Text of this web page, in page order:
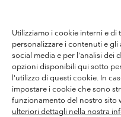
Termini di utilizzo
Condizioni
Politica sulla privacy
Termini e condizioni del
Condizioni di utilizzo dei
Cookies
Public CBCR
Utilizziamo i cookie interni e
personalizzare i contenuti e
social media e per l'analisi dei
opzioni disponibili qui sotto
l'utilizzo di questi cookie. In
impostare i cookie che sono
funzionamento del nostro sito
ulteriori dettagli nella nostra
Seleziona il